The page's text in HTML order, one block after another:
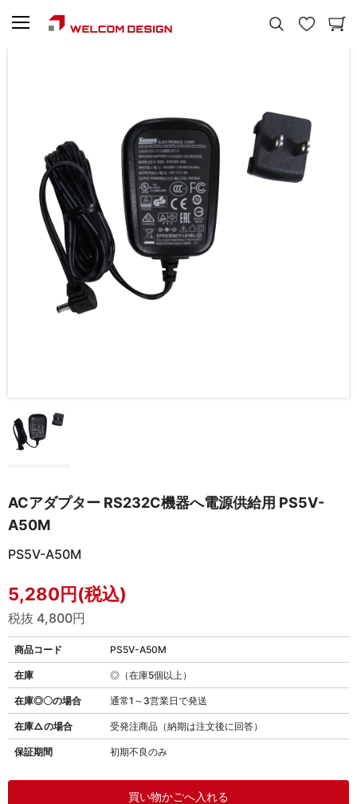
ACアダプター RS232C機器へ電源供給用 PS5V-
A50M
PS5V-A50M
5,280円(税込)
税抜 4,800円
商品コード PS5V-A50M
在庫◎〇の場合 通常1～3営業日で発送
在庫△の場合 受発注商品（納期は注文後に回答）
保証期間 初期不良のみ
在庫 ◎（在庫5個以上）